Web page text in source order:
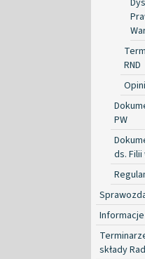
RND
PW
ds. Filii
składy